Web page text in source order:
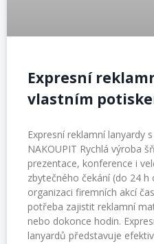
Expresní
vlastním
Expresní reklamní lanyardy
NAKOUPIT Rychlá výroba
prezentace, konference i
zbytečného čekání (do 24 h
organizaci firemních akcí
potřeba zajistit reklamní
nebo dokonce hodin.
lanyardů představuje